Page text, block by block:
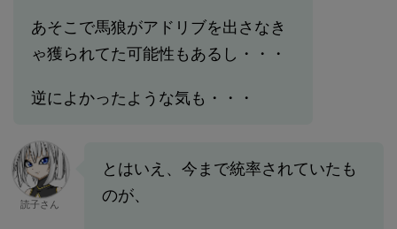
あそこで馬狼がアドリブを出さなき
ゃ獲られてた可能性もあるし・・・
逆によかったような気も・・・
読子さん
とはいえ、今まで統率されていたも
のが、